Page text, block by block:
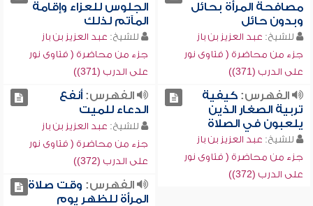
مصافحة المرأة بحائل
وبدون حائل
للشيخ: عبد العزيز بن باز
جزء من محاضرة ( فتاوى نور
على الدرب (371))
الجلوس للعزاء وإقامة
المآتم لذلك
للشيخ: عبد العزيز بن باز
جزء من محاضرة ( فتاوى نور
على الدرب (371))
الفهرس:كيفية
تربية الصغار الذين
يلعبون في الصلاة
للشيخ: عبد العزيز بن باز
جزء من محاضرة ( فتاوى نور
على الدرب (372))
الفهرس:أنفع
الدعاء للميت
للشيخ: عبد العزيز بن باز
جزء من محاضرة ( فتاوى نور
على الدرب (372))
الفهرس: وقت صلاة
المرأة للظهر يوم